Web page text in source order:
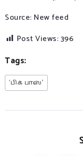
Source: New feed
Post Views:396
Tags:
‘பிக் பாஸ்’